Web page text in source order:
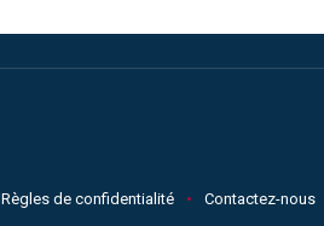
Règles de confidentialité Contactez-nous